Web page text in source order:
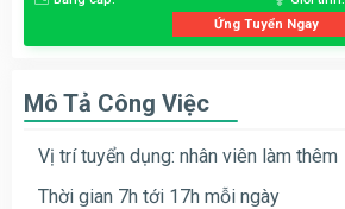
Ứng Tuyển Ngay
Mô Tả Công Việc
Vị trí tuyển dụng: nhân viên làm thêm
Thời gian 7h tới 17h mỗi ngày